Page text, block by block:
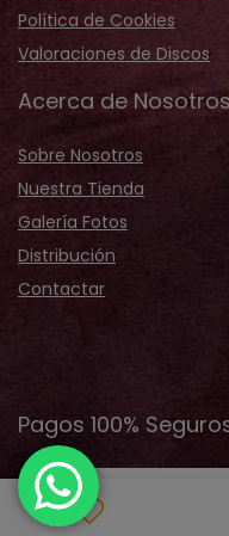
Política de Cookies
Valoraciones de Discos
Acerca de Nosotros
Sobre Nosotros
Nuestra Tienda
Galería Fotos
Distribución
Contactar
Pagos 100%